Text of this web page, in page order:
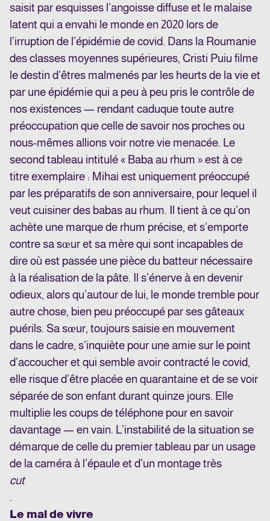
saisit par esquisses l’angoisse diffuse et le malaise
latent qui a envahi le monde en 2020 lors de
l’irruption de l’épidémie de covid. Dans la Roumanie
des classes moyennes supérieures, Cristi Puiu filme
le destin d’êtres malmenés par les heurts de la vie et
par une épidémie qui a peu à peu pris le contrôle de
nos existences — rendant caduque toute autre
préoccupation que celle de savoir nos proches ou
nous-mêmes allions voir notre vie menacée. Le
second tableau intitulé « Baba au rhum » est à ce
titre exemplaire : Mihai est uniquement préoccupé
par les préparatifs de son anniversaire, pour lequel il
veut cuisiner des babas au rhum. Il tient à ce qu’on
achète une marque de rhum précise, et s’emporte
contre sa sœur et sa mère qui sont incapables de
dire où est passée une pièce du batteur nécessaire
à la réalisation de la pâte. Il s’énerve à en devenir
odieux, alors qu’autour de lui, le monde tremble pour
autre chose, bien peu préoccupé par ses gâteaux
puérils. Sa sœur, toujours saisie en mouvement
dans le cadre, s’inquiète pour une amie sur le point
d’accoucher et qui semble avoir contracté le covid,
elle risque d’être placée en quarantaine et de se voir
séparée de son enfant durant quinze jours. Elle
multiplie les coups de téléphone pour en savoir
davantage — en vain. L’instabilité de la situation se
démarque de celle du premier tableau par un usage
de la caméra à l’épaule et d’un montage très
cut
.
Le mal de vivre